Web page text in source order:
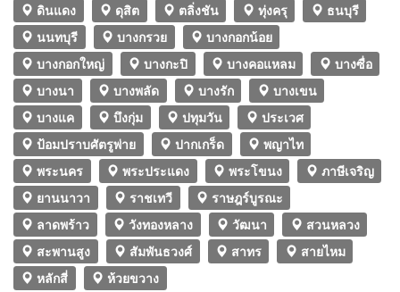
ดินแดง
ดุสิต ตลิ่งชัน ทุ่งครุ
ธนบุรี
นนทบุรี
บางกรวย
บางกอกน้อย
บางกอกใหญ่
บางกะปิ บางคอแหลม
บางซื่อ
บางนา
บางพลัด บางรัก
บางเขน
บางแค
บึงกุ่ม ปทุมวัน
ประเวศ
ป้อมปราบศัตรูพ่าย
ปากเกร็ด
พญาไท
พระนคร
พระประแดง พระโขนง
ภาษีเจริญ
ยานนาวา
ราชเทวี
ราษฎร์บูรณะ
ลาดพร้าว
วังทองหลาง วัฒนา
สวนหลวง
สะพานสูง
สัมพันธวงศ์ สาทร
สายไหม
หลักสี่
ห้วยขวาง